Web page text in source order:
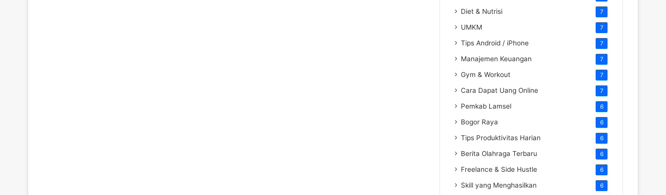
Diet & Nutrisi 7
UMKM 7
Tips Android / iPhone 7
Manajemen Keuangan 7
Gym & Workout 7
Cara Dapat Uang Online 7
Pemkab Lamsel 6
Bogor Raya 6
Tips Produktivitas Harian 6
Berita Olahraga Terbaru 6
Freelance & Side Hustle 6
Skill yang Menghasilkan 6